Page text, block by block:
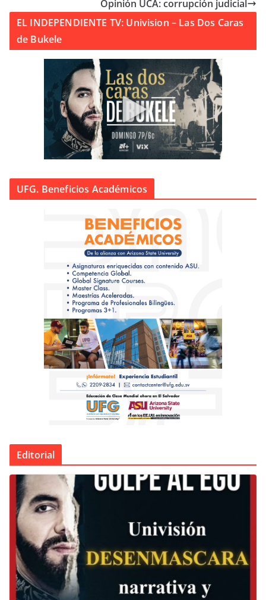
Opinión UCA: corrupción judicial
EL INDEPENDIENTE TV: Univision – Las Dos Caras
de Bukele
UFG. Beneficios Académicos
Editorial